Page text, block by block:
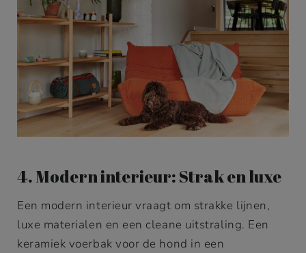
4. Modern interieur: Strak en luxe
Een modern interieur vraagt om strakke lijnen,
luxe materialen en een cleane uitstraling. Een
keramiek voerbak voor de hond in een